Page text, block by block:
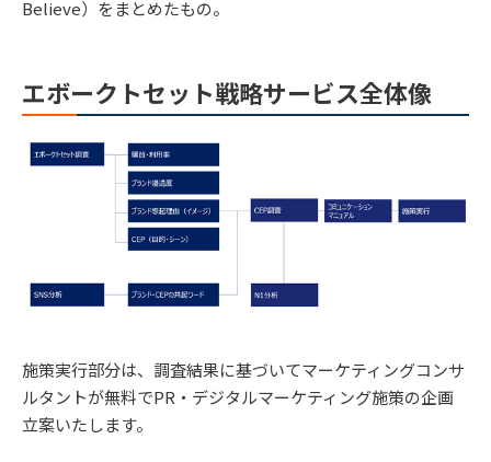
Believe）をまとめたもの。
エボークトセット戦略サービス全体像
施策実行部分は、調査結果に基づいてマーケティングコンサ
ルタントが無料でPR・デジタルマーケティング施策の企画
立案いたします。